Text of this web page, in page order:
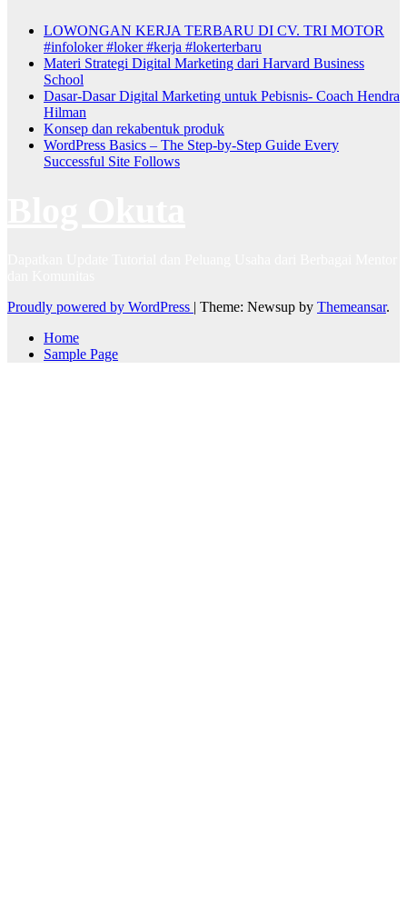
LOWONGAN KERJA TERBARU DI CV. TRI MOTOR
#infoloker #loker #kerja #lokerterbaru
Materi Strategi Digital Marketing dari Harvard Business
School
Dasar-Dasar Digital Marketing untuk Pebisnis- Coach Hendra
Hilman
Konsep dan rekabentuk produk
WordPress Basics – The Step-by-Step Guide Every
Successful Site Follows
Proudly powered by WordPress | Theme: Newsup by Themeansar.
Home
Sample Page